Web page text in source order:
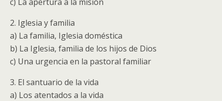
2. Iglesia y familia
a) La familia, Iglesia doméstica
b) La Iglesia, familia de los hijos de Dios
c) Una urgencia en la pastoral familiar
3. El santuario de la vida
a) Los atentados a la vida